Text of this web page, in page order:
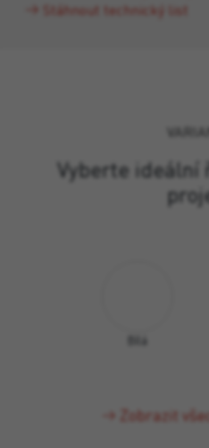
Stáhnout technický list
Vyberte ideální
Zobrazit